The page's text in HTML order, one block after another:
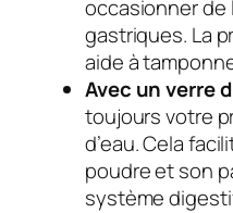
occasionner
gastriques. La
aide à
Avec un verre
toujours votre
d’eau. Cela
poudre et son
système